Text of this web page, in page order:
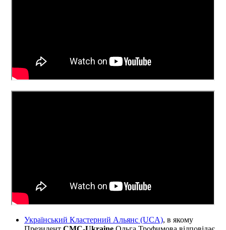
Український Кластерний Альянс (UCA), в якому